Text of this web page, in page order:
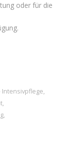
oder für die
,
,
,